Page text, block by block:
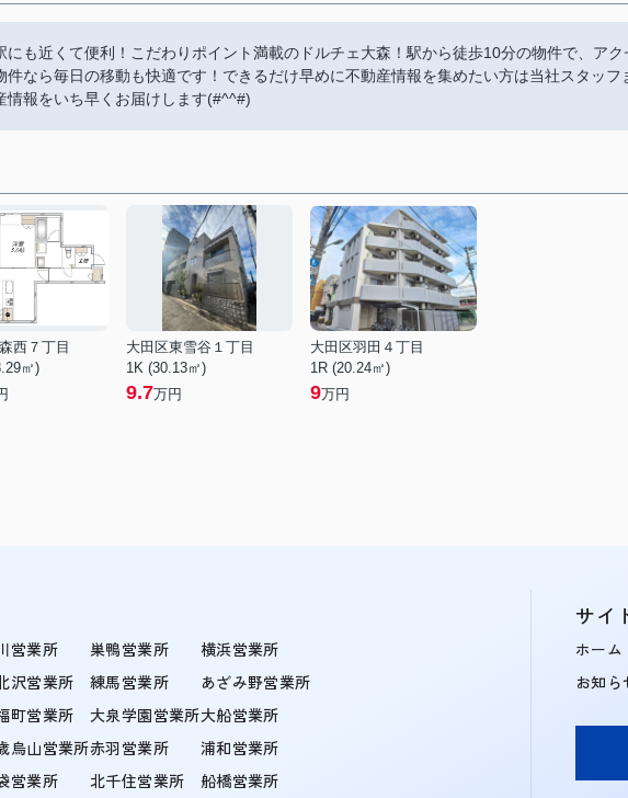
にも近くて便利！こだわりポイント満載のドルチェ大森！駅から徒歩10分の物件で、アク
件なら毎日の移動も快適です！できるだけ早めに不動産情報を集めたい方は当社スタッフ
情報をいち早くお届けします(#^^#)
西７丁目
㎡)
大田区東雪谷１丁目
1K (30.13㎡)
9.7万円
大田区羽田４丁目
1R (20.24㎡)
9万円
営業所
沢営業所
町営業所
烏山営業所
営業所
巣鴨営業所
練馬営業所
大泉学園営業所
赤羽営業所
北千住営業所
横浜営業所
あざみ野営業所
大船営業所
浦和営業所
船橋営業所
サイ
ホーム
お知ら